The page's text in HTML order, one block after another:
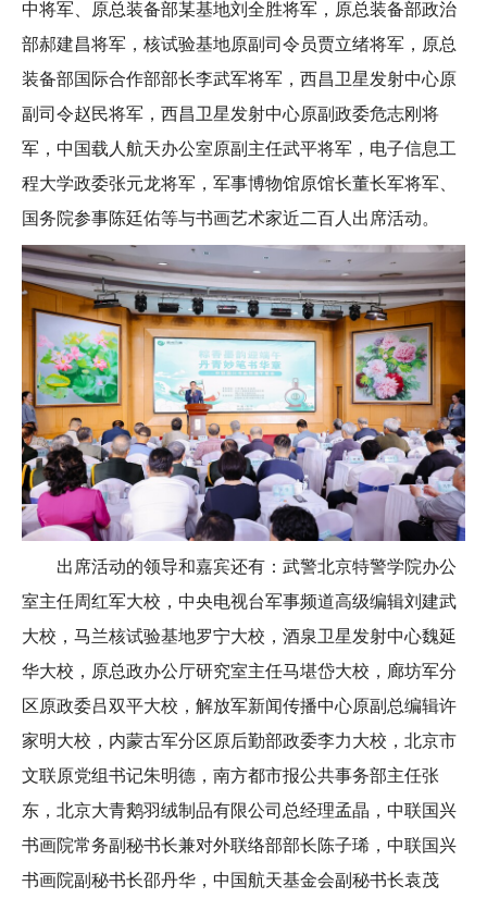
中将军、原总装备部某基地刘全胜将军，原总装备部政治
部郝建昌将军，核试验基地原副司令员贾立绪将军，原总
装备部国际合作部部长李武军将军，西昌卫星发射中心原
副司令赵民将军，西昌卫星发射中心原副政委危志刚将
军，中国载人航天办公室原副主任武平将军，电子信息工
程大学政委张元龙将军，军事博物馆原馆长董长军将军、
国务院参事陈廷佑等与书画艺术家近二百人出席活动。
出席活动的领导和嘉宾还有：武警北京特警学院办公
室主任周红军大校，中央电视台军事频道高级编辑刘建武
大校，马兰核试验基地罗宁大校，酒泉卫星发射中心魏延
华大校，原总政办公厅研究室主任马堪岱大校，廊坊军分
区原政委吕双平大校，解放军新闻传播中心原副总编辑许
家明大校，内蒙古军分区原后勤部政委李力大校，北京市
文联原党组书记朱明德，南方都市报公共事务部主任张
东，北京大青鹅羽绒制品有限公司总经理孟晶，中联国兴
书画院常务副秘书长兼对外联络部部长陈子琋，中联国兴
书画院副秘书长邵丹华，中国航天基金会副秘书长袁茂